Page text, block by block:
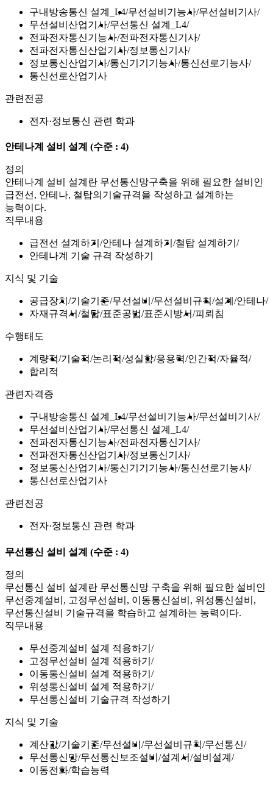
구내방송통신 설계_L4 무선설비기능사 무선설비기사
무선설비산업기사 무선통신 설계_L4
전파전자통신기능사 전파전자통신기사
전파전자통신산업기사 정보통신기사
정보통신산업기사 통신기기기능사 통신선로기능사
통신선로산업기사
관련전공
전자·정보통신 관련 학과
안테나계 설비 설계 (수준 : 4)
정의
안테나계 설비 설계란 무선통신망구축을 위해 필요한 설비인
급전선, 안테나, 철탑의기술규격을 작성하고 설계하는
능력이다.
직무내용
급전선 설계하기 안테나 설계하기
철탑 설계하기
안테나계 기술 규격 작성하기
지식 및 기술
공급장치 기술기준 무선설비 무선설비규칙 설계 안테나
자재규격서 철탑 표준공법 표준시방서 피뢰침
수행태도
계량적 기술적 논리적 성실함 응용력 인간적 자율적
합리적
관련자격증
구내방송통신 설계_L4 무선설비기능사 무선설비기사
무선설비산업기사 무선통신 설계_L4
전파전자통신기능사 전파전자통신기사
전파전자통신산업기사 정보통신기사
정보통신산업기사 통신기기기능사 통신선로기능사
통신선로산업기사
관련전공
전자·정보통신 관련 학과
무선통신 설비 설계 (수준 : 4)
정의
무선통신 설비 설계란 무선통신망 구축을 위해 필요한 설비인
무선중계설비, 고정무선설비, 이동통신설비, 위성통신설비,
무선통신설비 기술규격을 학습하고 설계하는 능력이다.
직무내용
무선중계설비 설계 적용하기
고정무선설비 설계 적용하기
이동통신설비 설계 적용하기
위성통신설비 설계 적용하기
무선통신설비 기술규격 작성하기
지식 및 기술
계산값 기술기준 무선설비 무선설비규칙 무선통신
무선통신망 무선통신보조설비 설계서 설비설계
이동전화 학습능력